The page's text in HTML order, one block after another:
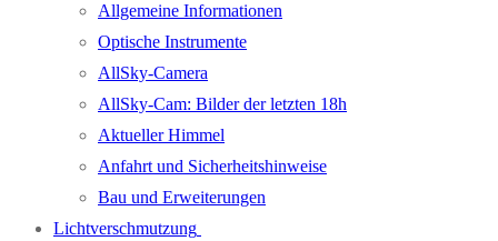
Allgemeine Informationen
Optische Instrumente
AllSky-Camera
AllSky-Cam: Bilder der letzten 18h
Aktueller Himmel
Anfahrt und Sicherheitshinweise
Bau und Erweiterungen
Lichtverschmutzung